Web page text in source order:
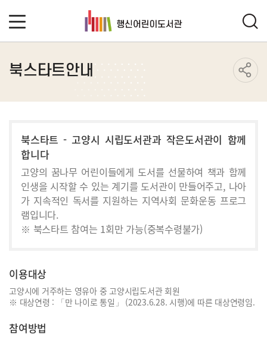
북스타트안내
북스타트 - 고양시 시립도서관과 작은도서관이 함께
합니다
고양의 꿈나무 어린이들에게 도서를 선물하여 책과 함께
인생을 시작할 수 있는 계기를 도서관이 만들어주고, 나아
가 지속적인 독서를 지원하는 지역사회 문화운동 프로그
램입니다.
※ 북스타트 참여는 1회만 가능(중복수령불가)
이용대상
고양시에 거주하는 영유아 중 고양시립도서관 회원
※ 대상연령 : 「만 나이로 통일」 (2023.6.28. 시행)에 따른 대상연령임.
참여방법